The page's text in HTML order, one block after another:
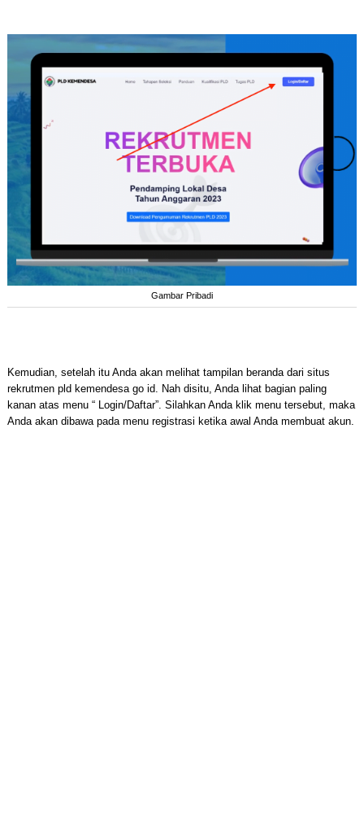
Gambar Pribadi
Kemudian, setelah itu Anda akan melihat tampilan beranda dari situs
rekrutmen pld kemendesa go id. Nah disitu, Anda lihat bagian paling
kanan atas menu “ Login/Daftar”. Silahkan Anda klik menu tersebut, maka
Anda akan dibawa pada menu registrasi ketika awal Anda membuat akun.